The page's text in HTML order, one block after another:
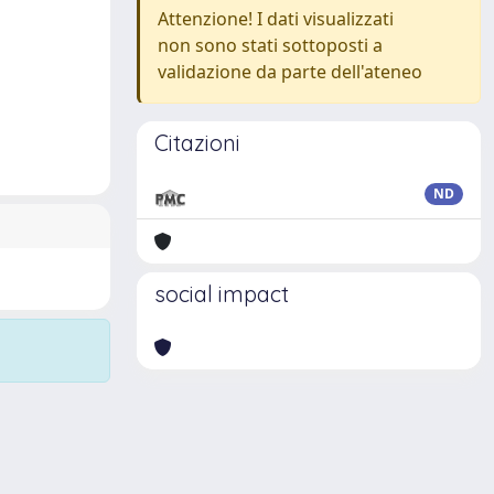
Attenzione! I dati visualizzati
non sono stati sottoposti a
validazione da parte dell'ateneo
Citazioni
ND
social impact